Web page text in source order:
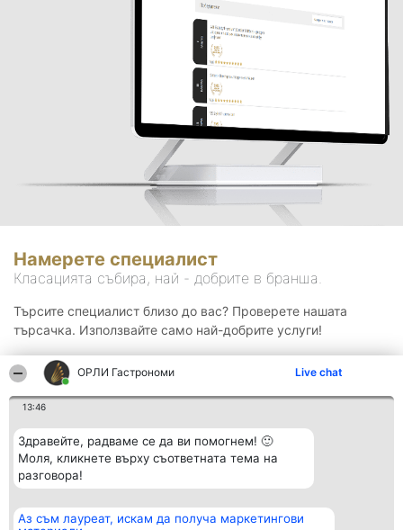
ОРЛИ Гастрономи Live chat
13:46
Здравейте, радваме се да ви помогнем! 🙂
Моля, кликнете върху съответната тема на
разговора!
Аз съм лауреат, искам да получа маркетингови
Намерете специалист
Класацията събира, най - добрите в бранша.
Търсите специалист близо до вас? Проверете нашата
търсачка. Използвайте само най-добрите услуги!
Организатор на
Класация Контакти